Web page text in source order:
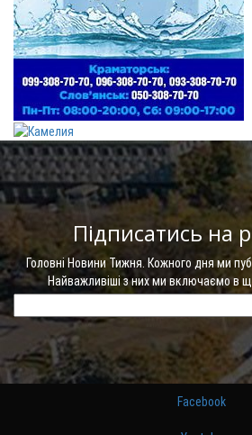
Підписатись на
Головні Новини Тижня. Кожного дня ми
Найважливіші з них ми включаємо в
Facebook